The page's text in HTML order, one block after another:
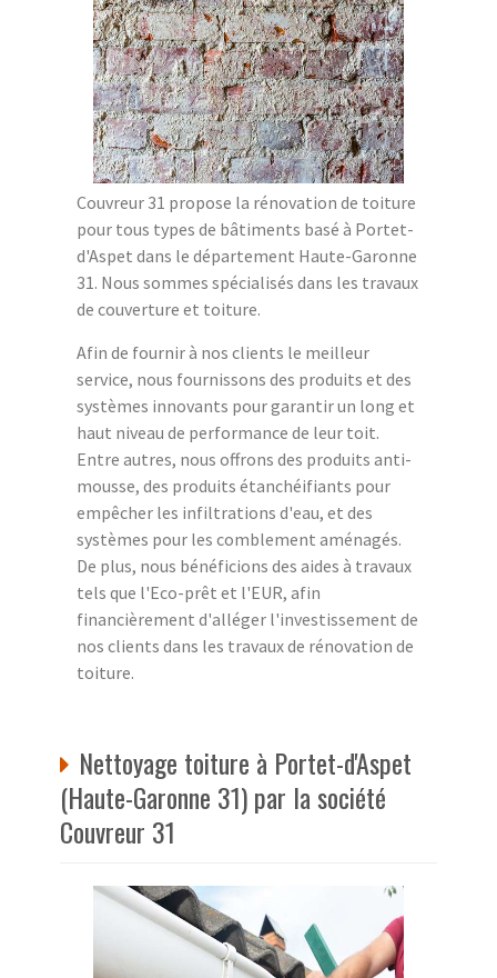
Couvreur 31 propose la rénovation de toiture
pour tous types de bâtiments basé à Portet-
d'Aspet dans le département Haute-Garonne
31. Nous sommes spécialisés dans les travaux
de couverture et toiture.
Afin de fournir à nos clients le meilleur
service, nous fournissons des produits et des
systèmes innovants pour garantir un long et
haut niveau de performance de leur toit.
Entre autres, nous offrons des produits anti-
mousse, des produits étanchéifiants pour
empêcher les infiltrations d'eau, et des
systèmes pour les comblement aménagés.
De plus, nous bénéficions des aides à travaux
tels que l'Eco-prêt et l'EUR, afin
financièrement d'alléger l'investissement de
nos clients dans les travaux de rénovation de
toiture.
Nettoyage toiture à Portet-d'Aspet
(Haute-Garonne 31) par la société
Couvreur 31